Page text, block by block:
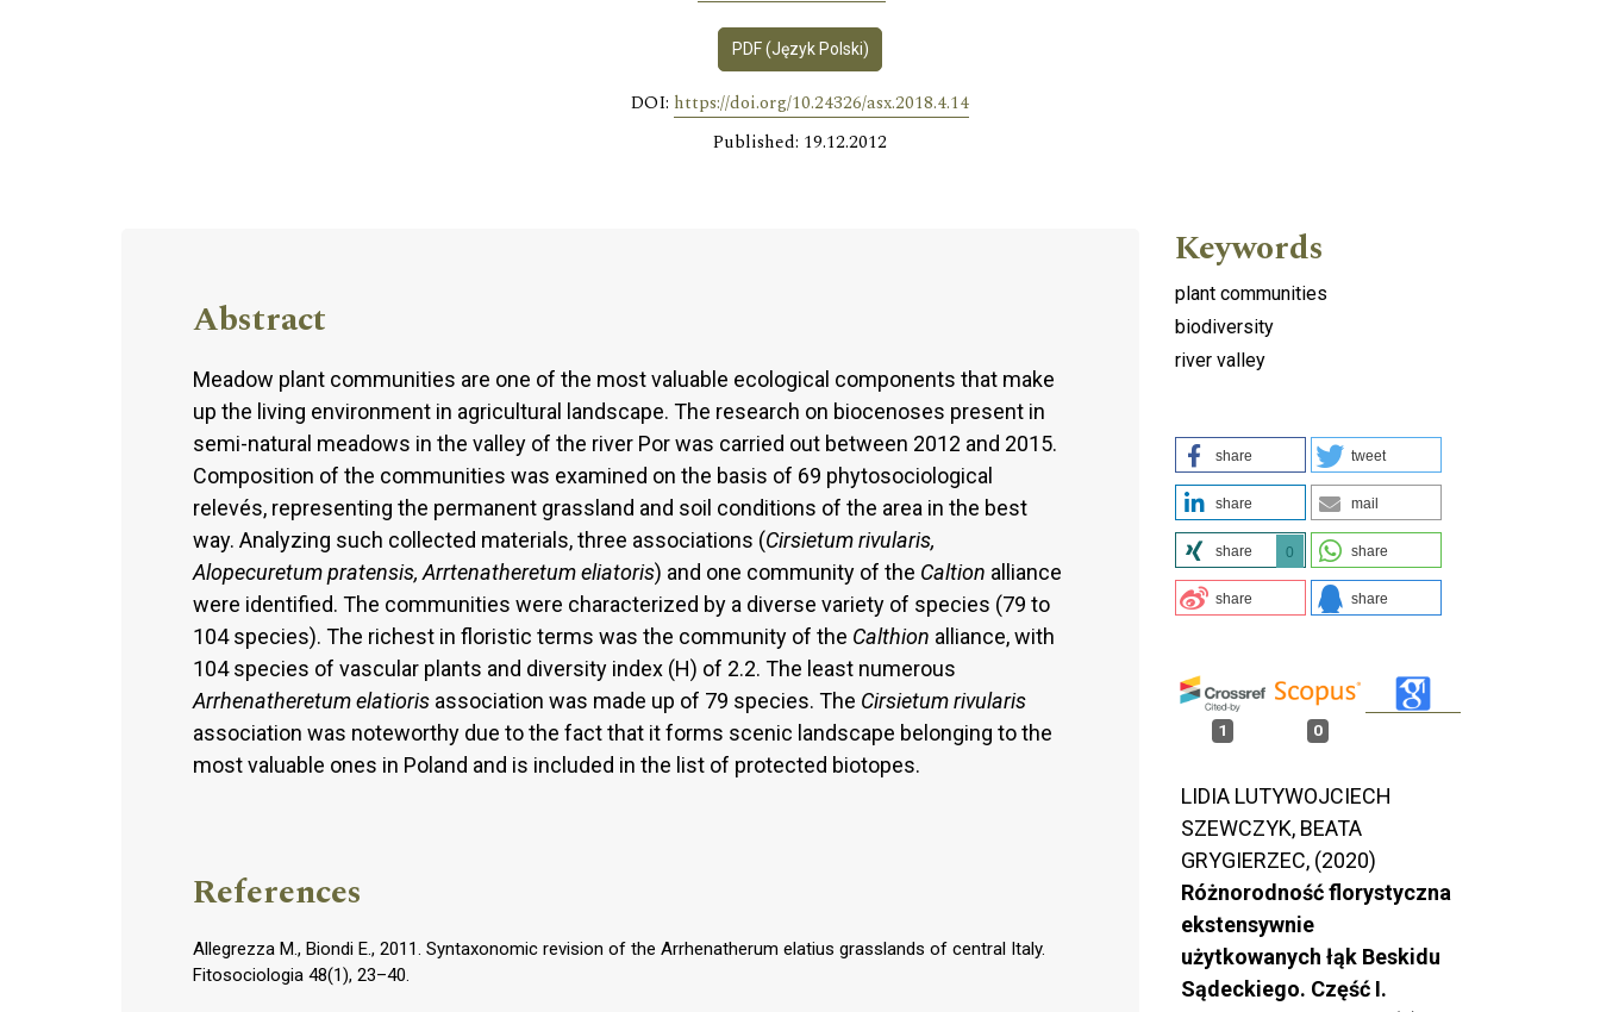
PDF (Język Polski)
DOI: https://doi.org/10.24326/asx.2018.4.14
Published: 19.12.2012
Abstract
Meadow plant communities are one of the most valuable ecological components that make
up the living environment in agricultural landscape. The research on biocenoses present in
semi-natural meadows in the valley of the river Por was carried out between 2012 and 2015.
Composition of the communities was examined on the basis of 69 phytosociological
relevés, representing the permanent grassland and soil conditions of the area in the best
way. Analyzing such collected materials, three associations (Cirsietum rivularis,
Alopecuretum pratensis, Arrtenatheretum eliatoris) and one community of the Caltion alliance
were identified. The communities were characterized by a diverse variety of species (79 to
104 species). The richest in floristic terms was the community of the Calthion alliance, with
104 species of vascular plants and diversity index (H) of 2.2. The least numerous
Arrhenatheretum elatioris association was made up of 79 species. The Cirsietum rivularis
association was noteworthy due to the fact that it forms scenic landscape belonging to the
most valuable ones in Poland and is included in the list of protected biotopes.
References
Allegrezza M., Biondi E., 2011. Syntaxonomic revision of the Arrhenatherum elatius grasslands of central Italy.
Fitosociologia 48(1), 23–40.
Keywords
plant communities
biodiversity
river valley
share tweet
share mail
share 0 share
share share
1 0
LIDIA LUTYWOJCIECH
SZEWCZYK, BEATA
GRYGIERZEC, (2020)
Różnorodność florystyczna
ekstensywnie
użytkowanych łąk Beskidu
Sądeckiego. Część I.